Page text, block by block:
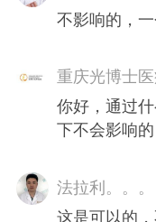
不影响的，
重庆光博士
你好，通过
下不会影响的
法拉利。。。
这是可以的